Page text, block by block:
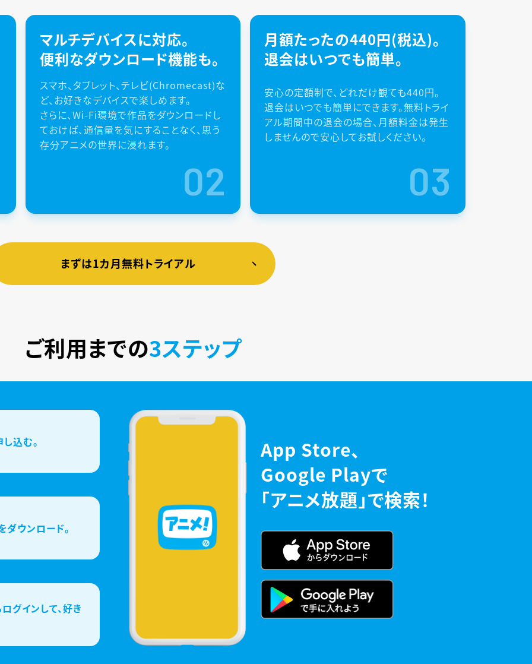
マルチデバイスに対応。
便利なダウンロード機能も。
スマホ、タブレット、テレビ(Chromecast)な
ど、お好きなデバイスで楽しめます。
さらに、Wi-Fi環境で作品をダウンロードし
ておけば、通信量を気にすることなく、思う
存分アニメの世界に浸れます。
02
月額たったの440円(税込)。
退会はいつでも簡単。
安心の定額制で、どれだけ観ても440円。
退会はいつでも簡単にできます。無料トライ
アル期間中の退会の場合、月額料金は発生
しませんので安心してお試しください。
03
まずは1カ月無料トライアル
ご利用までの3ステップ
込む。
ウンロード。
グインして、好き
App Store、
Google Playで
「アニメ放題」で検索！